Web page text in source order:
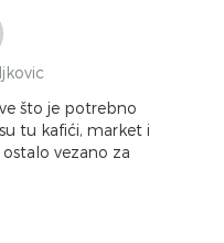
što je potrebno
tu kafići, market i
vezano za